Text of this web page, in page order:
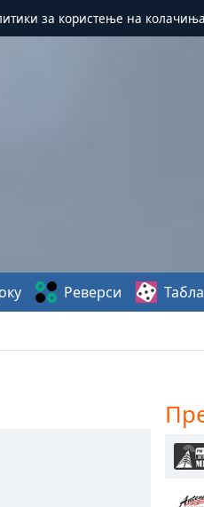
за користење на
Реверси Табла